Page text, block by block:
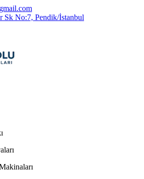
Sk No:7, Pendik/İstanbul